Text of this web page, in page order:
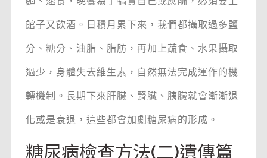
館子又飲酒。日積月累下來，我們都攝取過多鹽
分、糖分、油脂、脂肪，再加上蔬食、水果攝取
過少，身體失去維生素，自然無法完成運作的機
轉機制。長期下來肝臟、腎臟、胰臟就會漸漸退
化或是衰退，這些都會加劇糖尿病的形成。
糖尿病檢查方法(二)遺傳篇